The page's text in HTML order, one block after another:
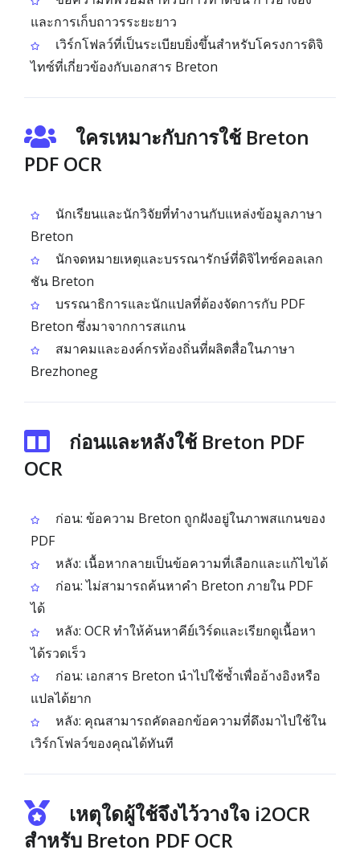
และการเก็บถาวรระยะยาว
เวิร์กโฟลว์ที่เป็นระเบียบยิ่งขึ้นสำหรับโครงการดิจิ
ไทซ์ที่เกี่ยวข้องกับเอกสาร Breton
ใครเหมาะกับการใช้ Breton
PDF OCR
นักเรียนและนักวิจัยที่ทำงานกับแหล่งข้อมูลภาษา
Breton
นักจดหมายเหตุและบรรณารักษ์ที่ดิจิไทซ์คอลเลก
ชัน Breton
บรรณาธิการและนักแปลที่ต้องจัดการกับ PDF
Breton ซึ่งมาจากการสแกน
สมาคมและองค์กรท้องถิ่นที่ผลิตสื่อในภาษา
Brezhoneg
ก่อนและหลังใช้ Breton PDF
OCR
ก่อน: ข้อความ Breton ถูกฝังอยู่ในภาพสแกนของ
PDF
หลัง: เนื้อหากลายเป็นข้อความที่เลือกและแก้ไขได้
ก่อน: ไม่สามารถค้นหาคำ Breton ภายใน PDF
ได้
หลัง: OCR ทำให้ค้นหาคีย์เวิร์ดและเรียกดูเนื้อหา
ได้รวดเร็ว
ก่อน: เอกสาร Breton นำไปใช้ซ้ำเพื่ออ้างอิงหรือ
แปลได้ยาก
หลัง: คุณสามารถคัดลอกข้อความที่ดึงมาไปใช้ใน
เวิร์กโฟลว์ของคุณได้ทันที
เหตุใดผู้ใช้จึงไว้วางใจ i2OCR
สำหรับ Breton PDF OCR